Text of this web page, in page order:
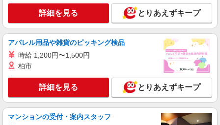
【店長職】ソフトバンクショップの携帯販売ス
タッフ
月給 260,000円 〜 322,000円 試用期間あり 6
期間】月給 260000 円 〜 322000 円
■ソフトバンクテラスモール湘南店 神奈川県
藤沢市 辻堂神台1丁目 3‐1 テラスモール湘南3階
キープ 詳細を見る
正社員
ソフトバンクミスターマックス湘南藤沢店
ソフトバンクショップの携帯販売スタッフ
詳細を見る とりあえずキープ
アパレル用品や雑貨のピッキング検品
時給 1,200円〜1,500円
柏市
詳細を見る とりあえずキープ
マンションの受付・案内スタッフ